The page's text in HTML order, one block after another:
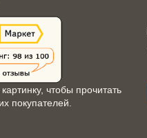
чтобы прочитать
покупателей.